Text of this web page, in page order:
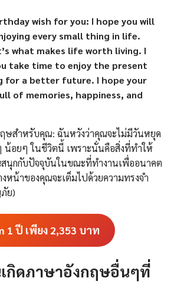
wish for you: I hope you will
every small thing in life.
what makes life worth living. I
take time to enjoy the present
for a better future. I hope your
of memories, happiness, and
ฤษสำหรับคุณ: ฉันหวังว่าคุณจะไม่มีวันหยุด
น้อยๆ ในชีวิตนี้ เพราะนั่นคือสิ่งที่ทำให้
นุกกับปัจจุบันในขณะที่ทำงานเพื่ออนาคต
หน้าของคุณจะเต็มไปด้วยความทรงจำ
ย)
1 ปี เพียง 2,353 บาท
กิดภาษาอังกฤษอื่นๆที่